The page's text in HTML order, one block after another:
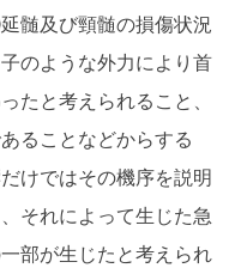
髄及び頸髄の損傷状況
のような外力により首
たと考えられること、
ることなどからする
けではその機序を説明
それによって生じた急
部が生じたと考えられ